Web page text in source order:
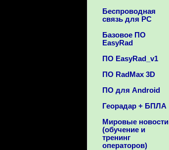
Беспроводная
связь для PC
Базовое ПО
EasyRad
ПО EasyRad_v1
ПО RadMax 3D
ПО для Android
Георадар + БПЛА
Мировые новости
(обучение и
тренинг
операторов)